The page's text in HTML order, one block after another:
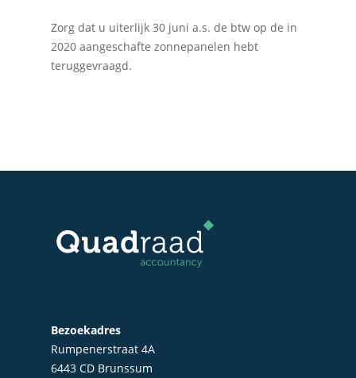
Zorg dat u uiterlijk 30 juni a.s. de btw op de in
2020 aangeschafte zonnepanelen hebt
teruggevraagd.
Bezoekadres
Rumpenerstraat 4A
6443 CD Brunssum